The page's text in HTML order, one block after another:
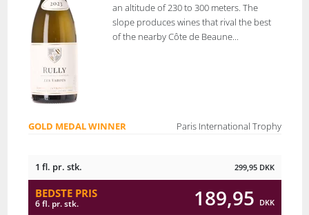
an altitude of 230 to 300 meters. The
slope produces wines that rival the best
of the nearby Côte de Beaune...
GOLD MEDAL WINNER Paris International Trophy
1 fl. pr. stk. 299,95 DKK
BEDSTE PRIS
6 fl. pr. stk. 189,95 DKK